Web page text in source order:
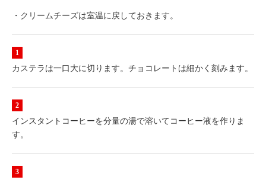
・クリームチーズは室温に戻しておきます。
カステラは一口大に切ります。チョコレートは細かく刻みます。
インスタントコーヒーを分量の湯で溶いてコーヒー液を作りま
す。